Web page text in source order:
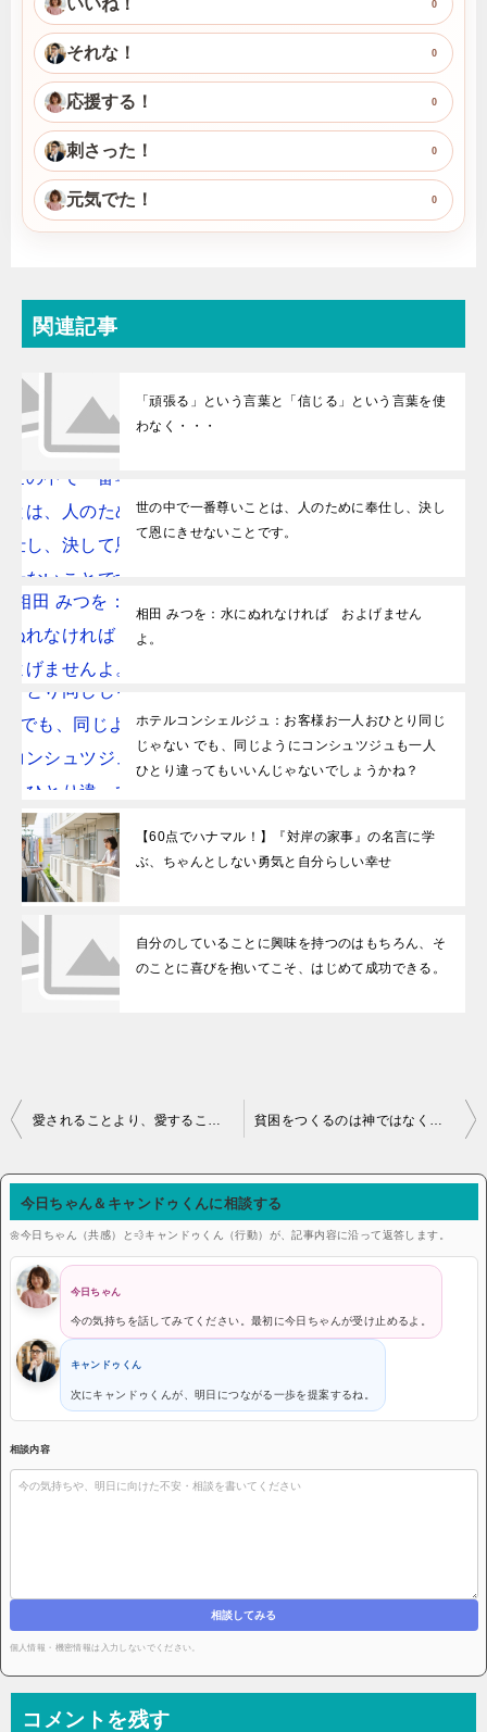
0
それな！ 0
応援する！ 0
刺さった！ 0
元気でた！ 0
関連記事
「頑張る」という言葉と「信じる」という言葉を使
わなく・・・
世の中で一番尊いことは、人のために奉仕し、決し
て恩にきせないことです。
相田 みつを：水にぬれなければ およげません
よ。
ホテルコンシェルジュ：お客様お一人おひとり同じ
じゃない でも、同じようにコンシュツジュも一人
ひとり違ってもいいんじゃないでしょうかね？
【60点でハナマル！】『対岸の家事』の名言に学
ぶ、ちゃんとしない勇気と自分らしい幸せ
自分のしていることに興味を持つのはもちろん、そ
のことに喜びを抱いてこそ、はじめて成功できる。
投稿ナビゲーション 愛されることより、愛することを。理解されることよりは、理解することを。 貧困をつくるのは神ではなく、私たち人間です。私たちが分かち合わないからです。
今日ちゃん＆キャンドゥくんに相談する
🌼今日ちゃん（共感）と💨キャンドゥくん（行動）が、記事内容に沿って返答します。
今日ちゃん
今の気持ちを話してみてください。最初に今日ちゃんが受け止めるよ。
キャンドゥくん
次にキャンドゥくんが、明日につながる一歩を提案するね。
相談内容
相談してみる
個人情報・機密情報は入力しないでください。
コメントを残す